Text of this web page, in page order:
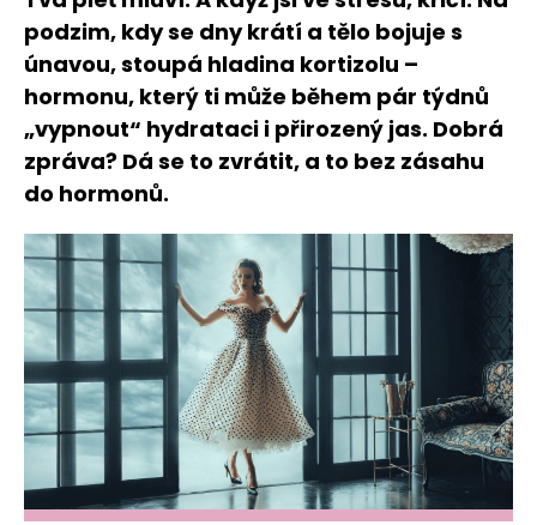
podzim, kdy se dny krátí a tělo bojuje s
únavou, stoupá hladina kortizolu –
hormonu, který ti může během pár týdnů
„vypnout“ hydrataci i přirozený jas. Dobrá
zpráva? Dá se to zvrátit, a to bez zásahu
do hormonů.